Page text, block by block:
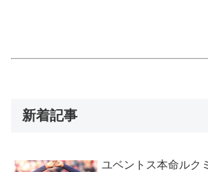
新着記事
ユベントス本命ルク